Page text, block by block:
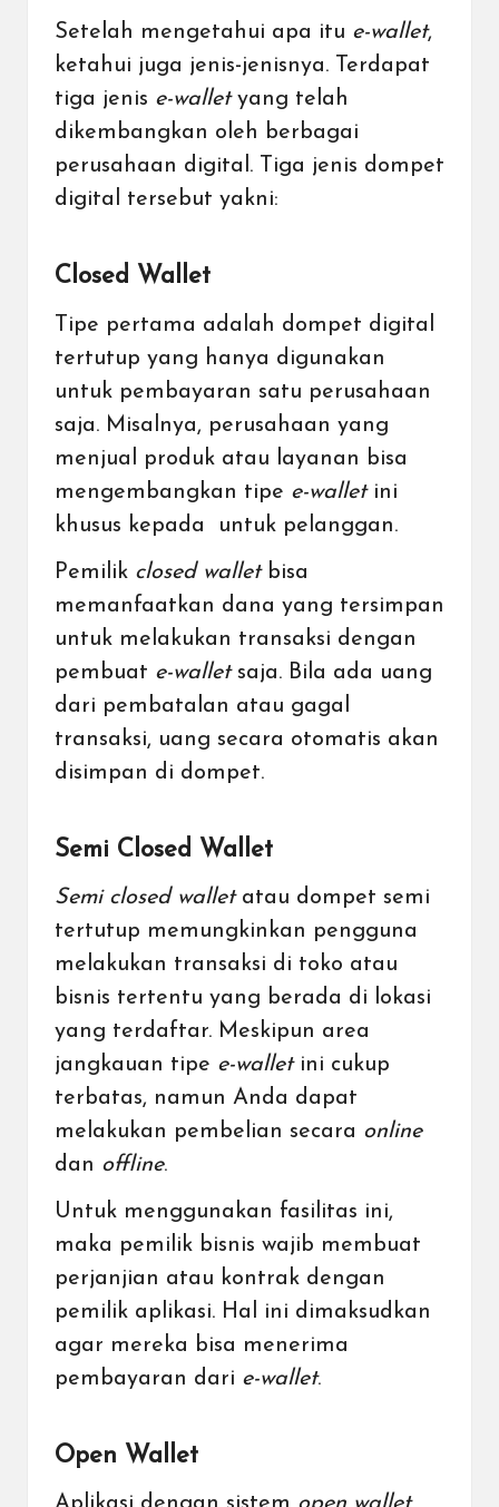
Setelah mengetahui apa itu e-wallet,
ketahui juga jenis-jenisnya. Terdapat
tiga jenis e-wallet yang telah
dikembangkan oleh berbagai
perusahaan digital. Tiga jenis dompet
digital tersebut yakni:
Closed Wallet
Tipe pertama adalah dompet digital
tertutup yang hanya digunakan
untuk pembayaran satu perusahaan
saja. Misalnya, perusahaan yang
menjual produk atau layanan bisa
mengembangkan tipe e-wallet ini
khusus kepada untuk pelanggan.
Pemilik closed walletbisa
memanfaatkan dana yang tersimpan
untuk melakukan transaksi dengan
pembuat e-walletsaja. Bila ada uang
dari pembatalan atau gagal
transaksi, uang secara otomatis akan
disimpan di dompet.
Semi Closed Wallet
Semi closed wallet atau dompet semi
tertutup memungkinkan pengguna
melakukan transaksi di toko atau
bisnis tertentu yang berada di lokasi
yang terdaftar. Meskipun area
jangkauan tipe e-walletini cukup
terbatas, namun Anda dapat
melakukan pembelian secara online
dan offline.
Untuk menggunakan fasilitas ini,
maka pemilik bisnis wajib membuat
perjanjian atau kontrak dengan
pemilik aplikasi. Hal ini dimaksudkan
agar mereka bisa menerima
pembayaran dari e-wallet.
Open Wallet